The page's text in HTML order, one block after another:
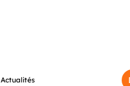
Actualités